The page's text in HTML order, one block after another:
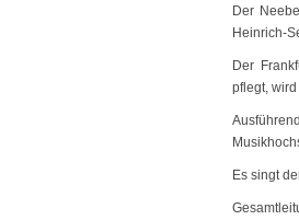
Der
Heinrich-
Der
pflegt,
Es singt